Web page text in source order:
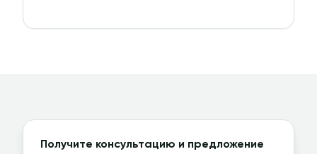
Получите консультацию и предложение